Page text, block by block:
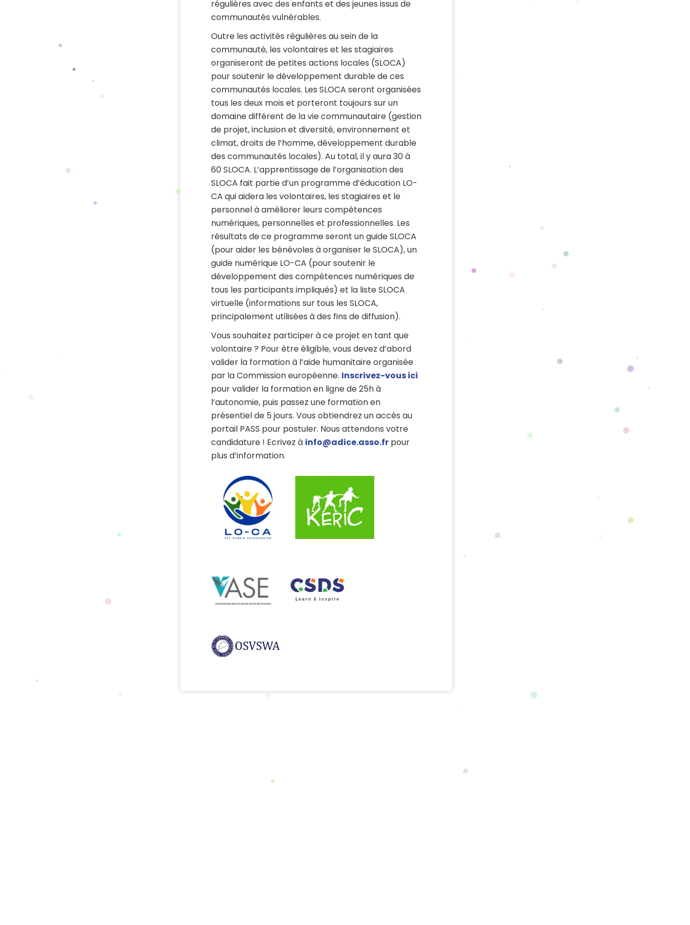
régulières avec des enfants et des jeunes issus de
communautés vulnérables.
Outre les activités régulières au sein de la
communauté, les volontaires et les stagiaires
organiseront de petites actions locales (SLOCA)
pour soutenir le développement durable de ces
communautés locales. Les SLOCA seront organisées
tous les deux mois et porteront toujours sur un
domaine différent de la vie communautaire (gestion
de projet, inclusion et diversité, environnement et
climat, droits de l’homme, développement durable
des communautés locales). Au total, il y aura 30 à
60 SLOCA. L’apprentissage de l’organisation des
SLOCA fait partie d’un programme d’éducation LO-
CA qui aidera les volontaires, les stagiaires et le
personnel à améliorer leurs compétences
numériques, personnelles et professionnelles. Les
résultats de ce programme seront un guide SLOCA
(pour aider les bénévoles à organiser le SLOCA), un
guide numérique LO-CA (pour soutenir le
développement des compétences numériques de
tous les participants impliqués) et la liste SLOCA
virtuelle (informations sur tous les SLOCA,
principalement utilisées à des fins de diffusion).
Vous souhaitez participer à ce projet en tant que
volontaire ? Pour être éligible, vous devez d’abord
valider la formation à l’aide humanitaire organisée
par la Commission européenne. Inscrivez-vous ici
pour valider la formation en ligne de 25h à
l’autonomie, puis passez une formation en
présentiel de 5 jours. Vous obtiendrez un accès au
portail PASS pour postuler. Nous attendons votre
candidature ! Ecrivez à info@adice.asso.fr pour
plus d’information.